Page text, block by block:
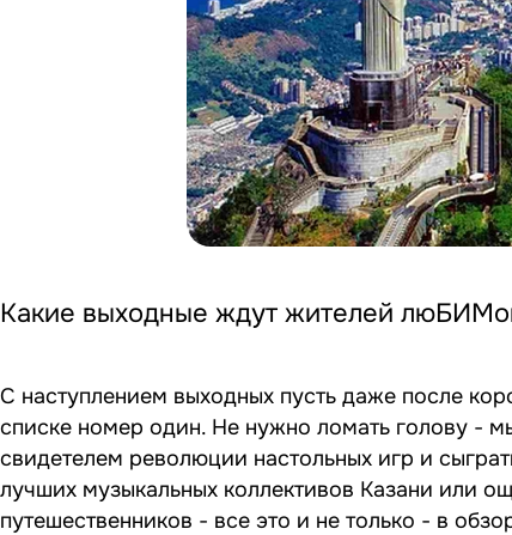
Какие выходные ждут жителей
С наступлением выходных пусть даже после
списке номер один. Не нужно ломать голову -
свидетелем революции настольных игр и
лучших музыкальных коллективов Казани или
путешественников - все это и не только - в